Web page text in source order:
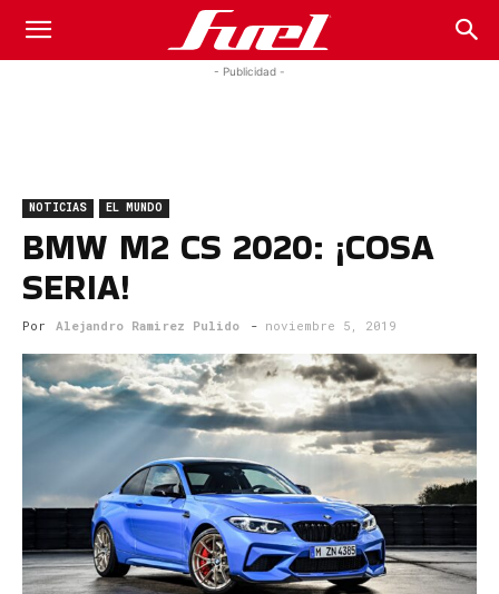
Fuel
Magazine
- Publicidad -
NOTICIAS EL MUNDO
BMW M2 CS 2020: ¡COSA
SERIA!
Por Alejandro Ramirez Pulido - noviembre 5, 2019